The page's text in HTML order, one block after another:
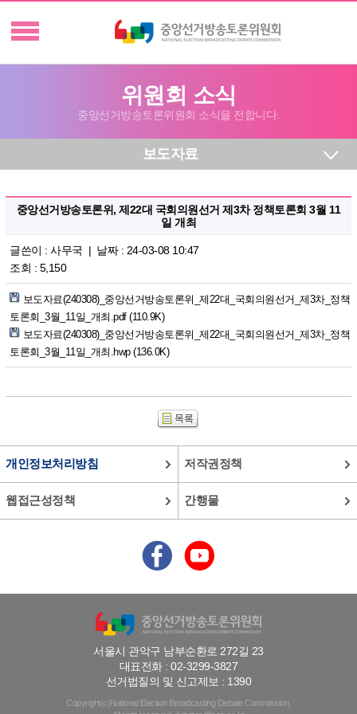
위원회 소식
중앙선거방송토론위원회 소식을 전합니다.
보도자료
중앙선거방송토론위, 제22대 국회의원선거 제3차 정책토론회 3월 11
일 개최
글쓴이 : 사무국 | 날짜 : 24-03-08 10:47
조회 : 5,150
보도자료(240308)_중앙선거방송토론위_제22대_국회의원선거_제3차_정책
토론회_3월_11일_개최.pdf (110.9K)
보도자료(240308)_중앙선거방송토론위_제22대_국회의원선거_제3차_정책
토론회_3월_11일_개최.hwp (136.0K)
개인정보처리방침 저작권정책
웹접근성정책 간행물
서울시 관악구 남부순환로 272길 23
대표전화 : 02-3299-3827
선거법질의 및 신고제보 : 1390
Copyright(c)National Election Broadcasting Debate Commission,